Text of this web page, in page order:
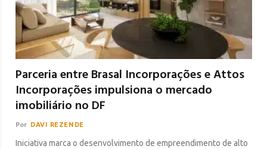
Parceria entre Brasal Incorporações e Attos
Incorporações impulsiona o mercado
imobiliário no DF
Por DAVI REZENDE
Iniciativa marca o desenvolvimento de empreendimento de alto